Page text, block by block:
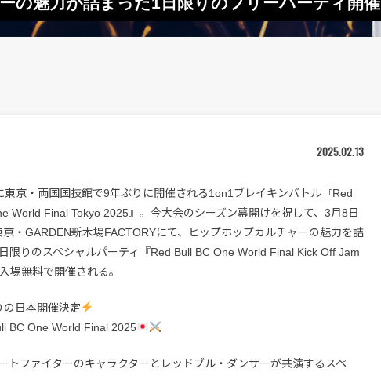
2025.02.13
東京・両国国技館で9年ぶりに開催される1on1ブレイキンバトル『Red
World Final Tokyo 2025』。今大会のシーズン幕開けを祝して、3月8日
京・GARDEN新木場FACTORYにて、ヒップホップカルチャーの魅力を詰
限りのスペシャルパーティ『Red Bull BC One World Final Kick Off Jam
場無料で開催される。
の日本開催決定
BC One World Final 2025
トファイターのキャラクターとレッドブル・ダンサーが共演するスペ